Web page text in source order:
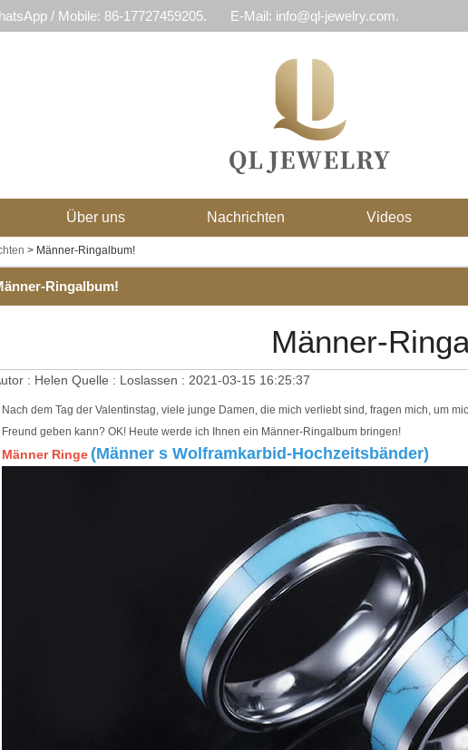
/ Mobile: 86-17727459205. E-Mail: info@ql-jewelry.com.
Über uns Nachrichten Videos
> Männer-Ringalbum!
Ringalbum!
Männer-
: Helen Quelle : Loslassen : 2021-03-15 16:25:37
Nach dem Tag der Valentinstag, viele junge Damen, die mich verliebt sind, fragen mich, um
Freund geben kann? OK! Heute werde ich Ihnen ein Männer-Ringalbum bringen!
Männer Ringe (Männer s Wolframkarbid-Hochzeitsbänder)